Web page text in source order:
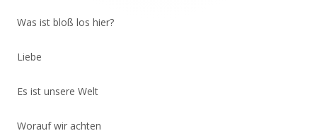
Was ist bloß los hier?
Liebe
Es ist unsere Welt
Worauf wir achten